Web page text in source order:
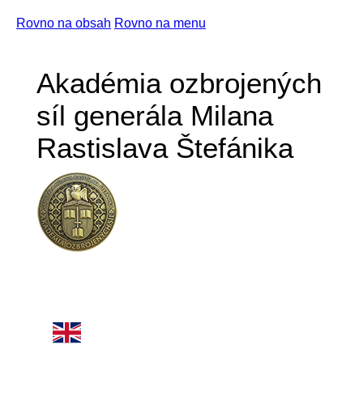
Rovno na obsah Rovno na menu
Akadémia ozbrojených
síl generála Milana
Rastislava Štefánika